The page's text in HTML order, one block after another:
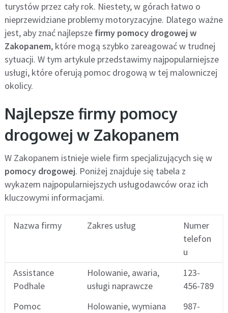
turystów przez cały rok. Niestety, w górach łatwo o
nieprzewidziane problemy motoryzacyjne. Dlatego ważne
jest, aby znać najlepsze firmy pomocy drogowej w
Zakopanem, które mogą szybko zareagować w trudnej
sytuacji. W tym artykule przedstawimy najpopularniejsze
usługi, które oferują pomoc drogową w tej malowniczej
okolicy.
Najlepsze firmy pomocy
drogowej w Zakopanem
W Zakopanem istnieje wiele firm specjalizujących się w
pomocy drogowej. Poniżej znajduje się tabela z
wykazem najpopularniejszych usługodawców oraz ich
kluczowymi informacjami.
Nazwa firmy Zakres usług
Numer
telefon
u
Assistance
Podhale
Holowanie, awaria,
usługi naprawcze
123-
456-789
Pomoc
Holowanie, wymiana
987-